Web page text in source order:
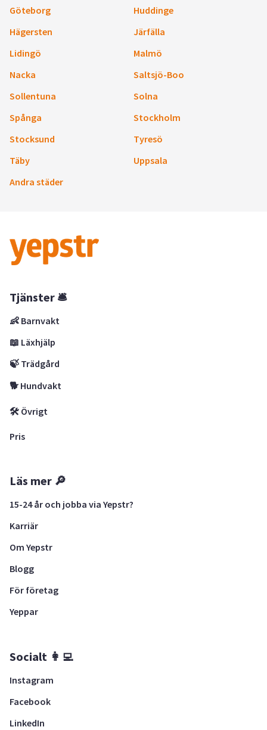
Göteborg
Huddinge
Hägersten
Järfälla
Lidingö
Malmö
Nacka
Saltsjö-Boo
Sollentuna
Solna
Spånga
Stockholm
Stocksund
Tyresö
Täby
Uppsala
Andra städer
Tjänster 🛎
👶 Barnvakt
📖 Läxhjälp
🍃 Trädgård
🐕 Hundvakt
🛠 Övrigt
Pris
Läs mer 🔎
15-24 år och jobba via Yepstr?
Karriär
Om Yepstr
Blogg
För företag
Yeppar
Socialt 👩‍💻
Instagram
Facebook
LinkedIn